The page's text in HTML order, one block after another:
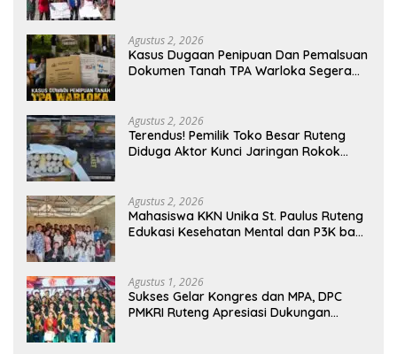
Agustus 2, 2026
Kasus Dugaan Penipuan Dan Pemalsuan
Dokumen Tanah TPA Warloka Segera
Memasuki Fase Krusial
Agustus 2, 2026
Terendus! Pemilik Toko Besar Ruteng
Diduga Aktor Kunci Jaringan Rokok
Agustus 2, 2026
Mahasiswa KKN Unika St. Paulus Ruteng
Edukasi Kesehatan Mental dan P3K bagi
Agustus 1, 2026
Sukses Gelar Kongres dan MPA, DPC
PMKRI Ruteng Apresiasi Dukungan